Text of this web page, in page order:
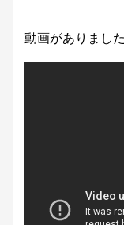
動画がありました